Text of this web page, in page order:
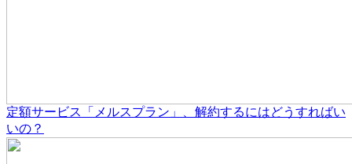
定額サービス「メルスプラン」、解約するにはどうすればい
いの？